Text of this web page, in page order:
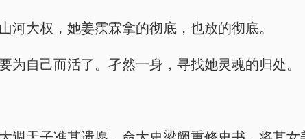
大权，她姜霂霖拿的彻底，也放的彻底。
自己而活了。孑然一身，寻找她灵魂的归处。